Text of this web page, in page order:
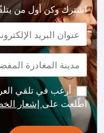
اشترك وكن أول من
أرغب في تلقي
اطّلعت على إشعار